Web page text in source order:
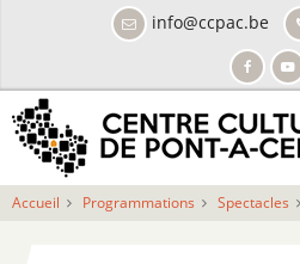
principal
info@ccpac.be
Accueil Programmations Spectacles